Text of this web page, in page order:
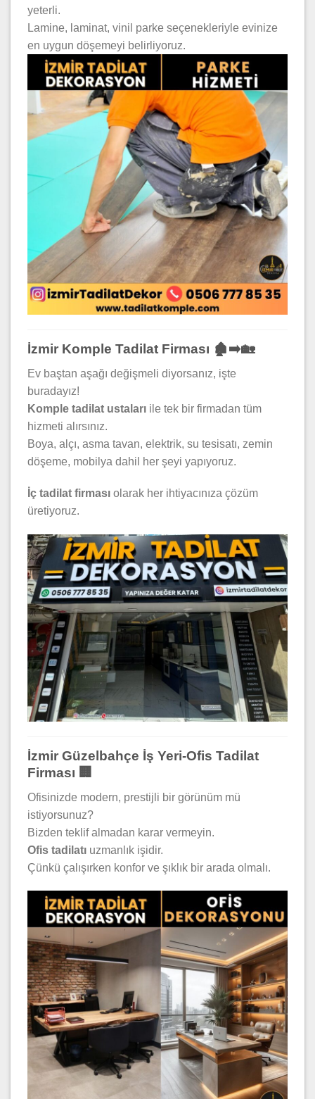
yeterli.
Lamine, laminat, vinil parke seçenekleriyle evinize
en uygun döşemeyi belirliyoruz.
İzmir Komple Tadilat Firması 🏚️➡️🏡
Ev baştan aşağı değişmeli diyorsanız, işte
buradayız!
Komple tadilat ustaları ile tek bir firmadan tüm
hizmeti alırsınız.
Boya, alçı, asma tavan, elektrik, su tesisatı, zemin
döşeme, mobilya dahil her şeyi yapıyoruz.
İç tadilat firması olarak her ihtiyacınıza çözüm
üretiyoruz.
İzmir Güzelbahçe İş Yeri-Ofis Tadilat
Firması 🏢
Ofisinizde modern, prestijli bir görünüm mü
istiyorsunuz?
Bizden teklif almadan karar vermeyin.
Ofis tadilatı uzmanlık işidir.
Çünkü çalışırken konfor ve şıklık bir arada olmalı.